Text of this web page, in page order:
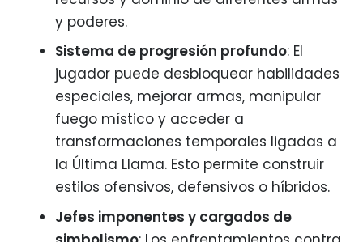
y poderes.
Sistema de progresión profundo: El
jugador puede desbloquear habilidades
especiales, mejorar armas, manipular
fuego místico y acceder a
transformaciones temporales ligadas a
la Última Llama. Esto permite construir
estilos ofensivos, defensivos o híbridos.
Jefes imponentes y cargados de